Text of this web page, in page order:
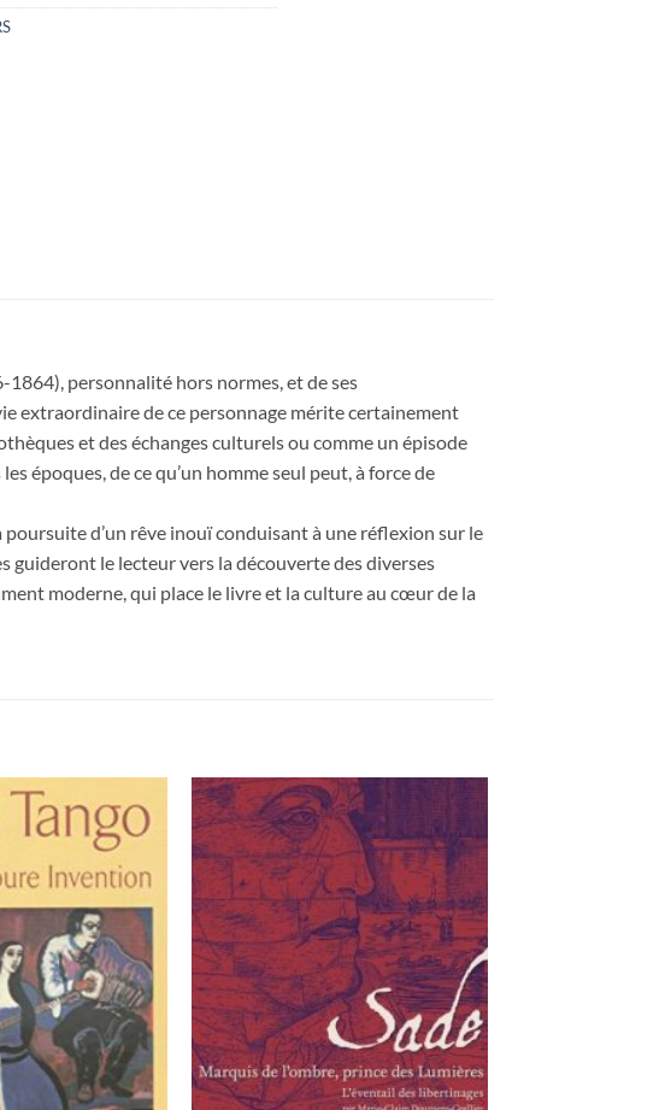
personnalité hors normes, et de ses
extraordinaire de ce personnage mérite certainement
et des échanges culturels ou comme un épisode
époques, de ce qu’un homme seul peut, à force de
d’un rêve inouï conduisant à une réflexion sur le
guideront le lecteur vers la découverte des diverses
moderne, qui place le livre et la culture au cœur de la